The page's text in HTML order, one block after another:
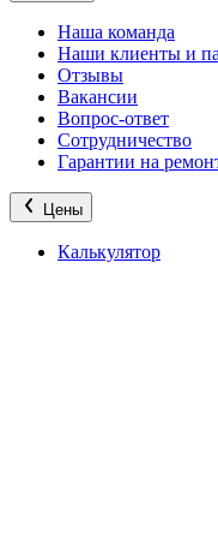
Наша команда
Наши клиенты и
Отзывы
Вакансии
Вопрос-ответ
Сотрудничество
Гарантии на
Цены
Калькулятор